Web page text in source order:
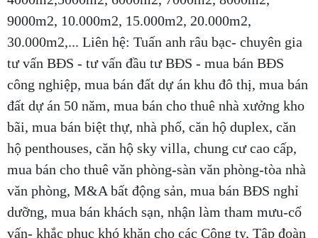
4000m2,5000m2, 6000m2, 7000m2, 8000m2,
9000m2, 10.000m2, 15.000m2, 20.000m2,
30.000m2,... Liên hệ: Tuấn anh râu bạc- chuyên gia
tư vấn BĐS - tư vấn đầu tư BĐS - mua bán BĐS
công nghiệp, mua bán đất dự án khu đô thị, mua bán
đất dự án 50 năm, mua bán cho thuê nhà xưởng kho
bãi, mua bán biệt thự, nhà phố, căn hộ duplex, căn
hộ penthouses, căn hộ sky villa, chung cư cao cấp,
mua bán cho thuê văn phòng-sàn văn phòng-tòa nhà
văn phòng, M&A bất động sản, mua bán BĐS nghỉ
dưỡng, mua bán khách sạn, nhận làm tham mưu-cố